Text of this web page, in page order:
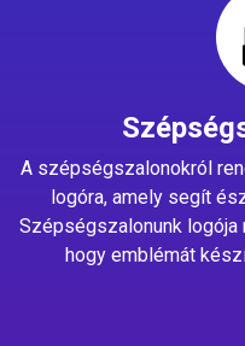
A szépségszalonokról
logóra, amely segít
Szépségszalonunk logója
hogy emblémát